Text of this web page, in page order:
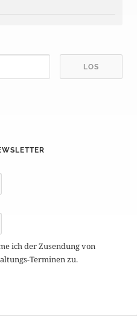
ich der Zusendung von
Terminen zu.